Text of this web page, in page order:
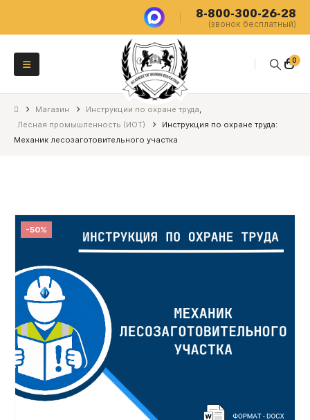
8-800-300-26-28
(звонок бесплатный)
0
Магазин Инструкции по охране труда,
Лесная промышленность (ИОТ)
Инструкция по охране труда:
Механик лесозаготовительного участка
-50%